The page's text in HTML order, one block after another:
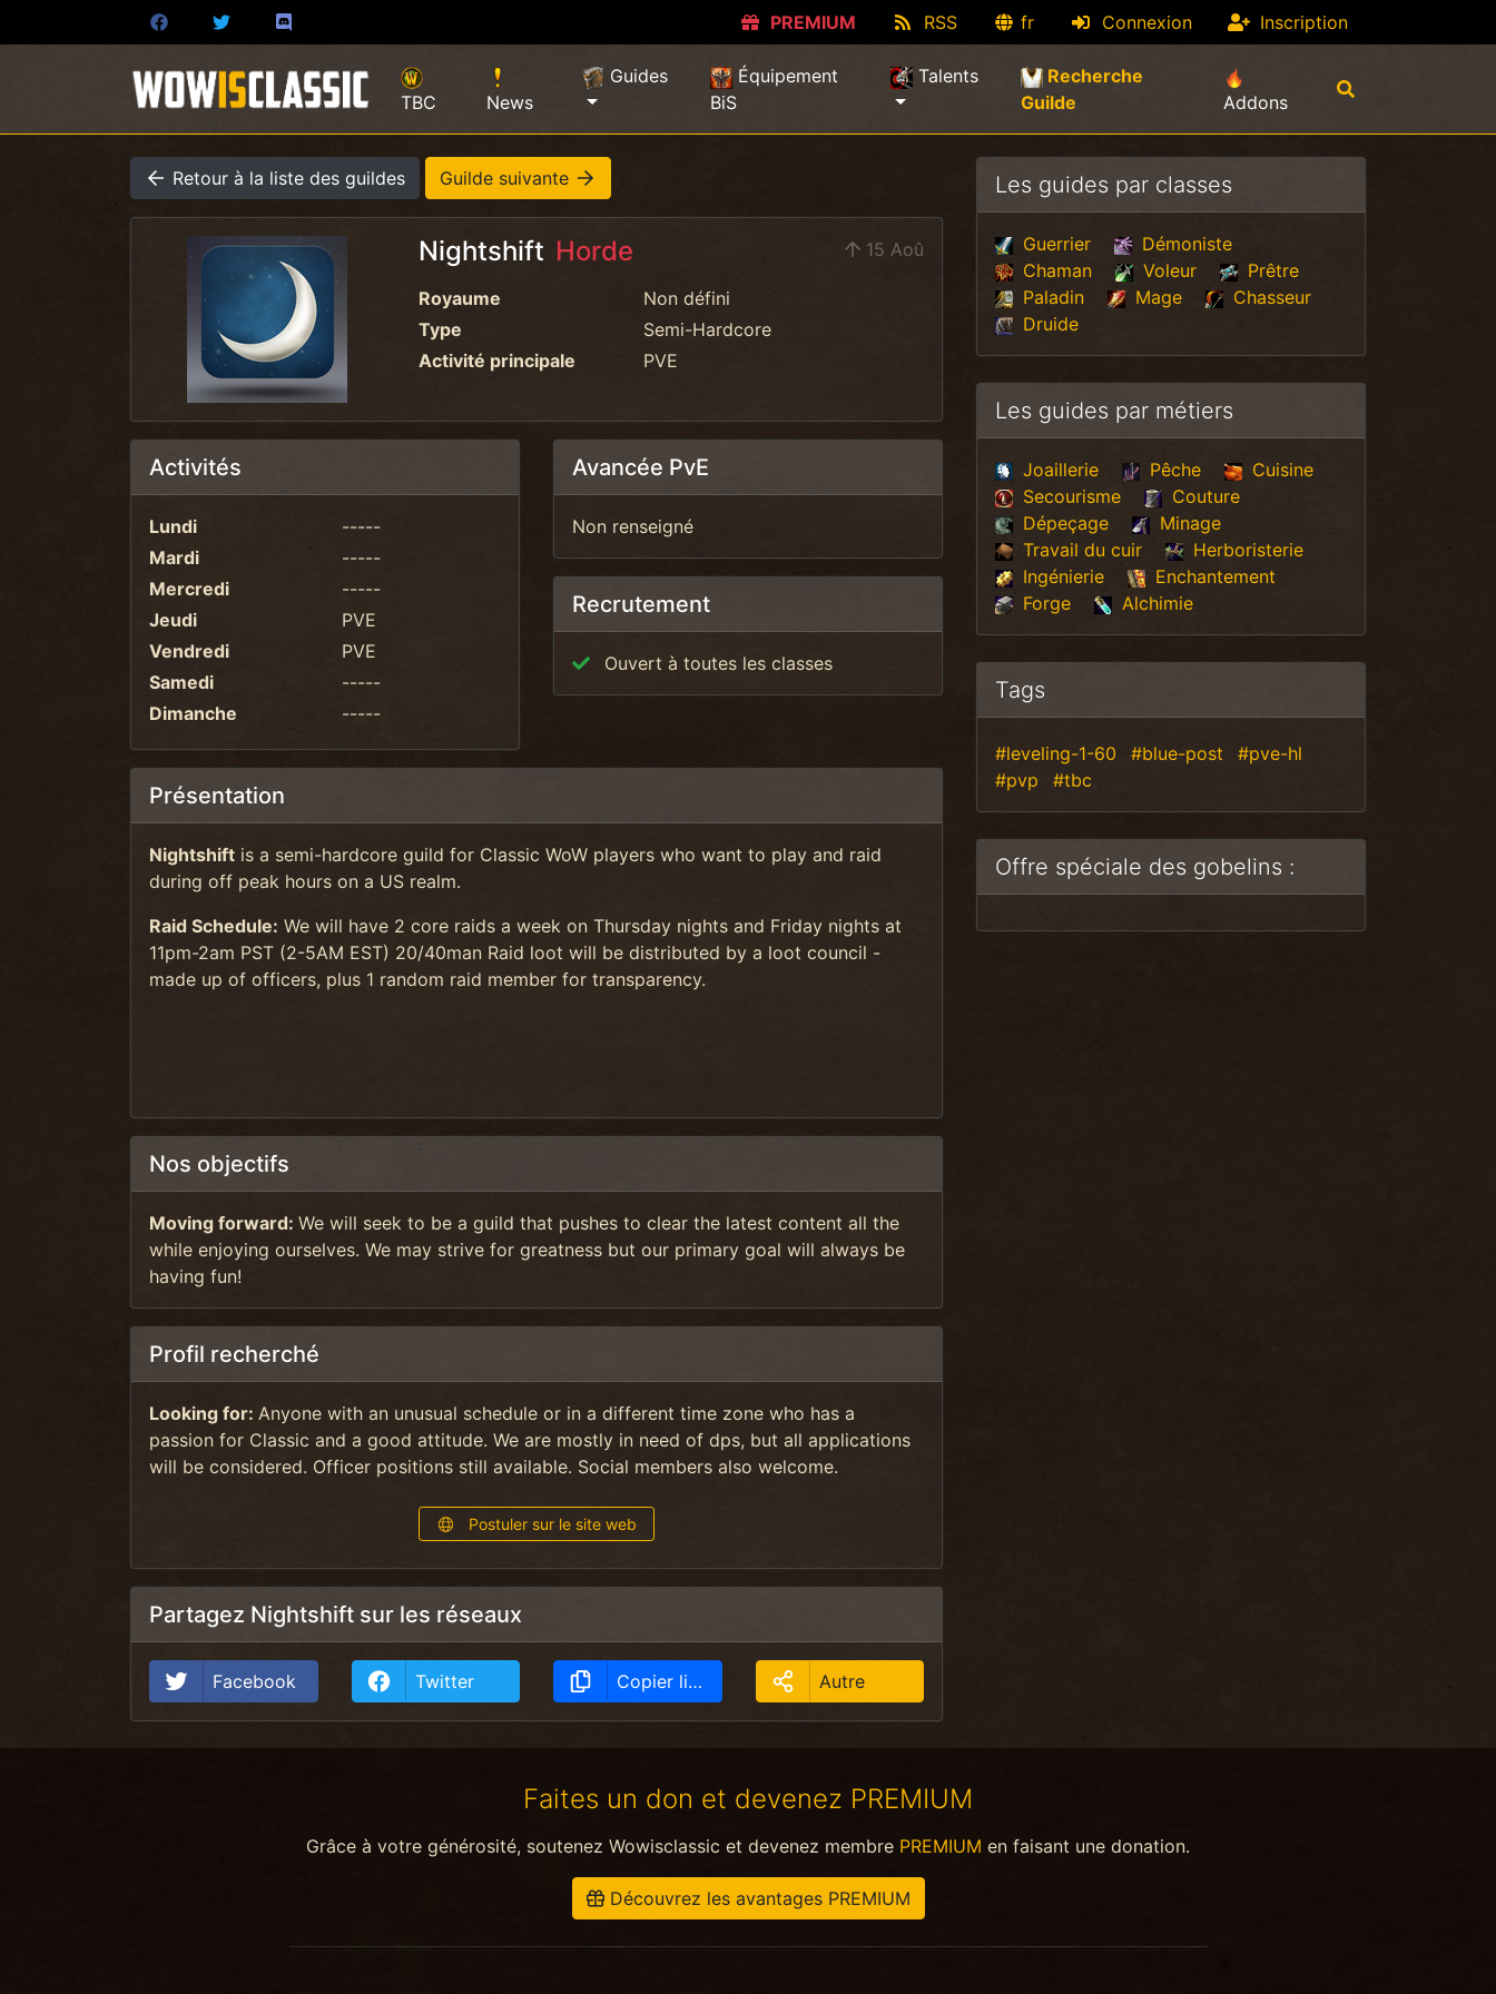
PREMIUM RSS fr Connexion Inscription
TBC News
Guides
Équipement
BiS
Talents
Recherche
Guilde(current) Addons
Retour à la liste des guildes Guilde suivante
Nightshift Horde 15 Aoû
Royaume
Non défini
Type
Semi-Hardcore
Activité principale
PVE
Activités
Lundi
-----
Mardi
-----
Mercredi
-----
Jeudi
PVE
Vendredi
PVE
Samedi
-----
Dimanche
-----
Avancée PvE
Non renseigné
Recrutement
Ouvert à toutes les classes
Présentation
Nightshift is a semi-hardcore guild for Classic WoW players who want to play and raid
during off peak hours on a US realm.
Raid Schedule: We will have 2 core raids a week on Thursday nights and Friday nights at
11pm-2am PST (2-5AM EST) 20/40man Raid loot will be distributed by a loot council -
made up of officers, plus 1 random raid member for transparency.
Nos objectifs
Moving forward: We will seek to be a guild that pushes to clear the latest content all the
while enjoying ourselves. We may strive for greatness but our primary goal will always be
having fun!
Profil recherché
Looking for: Anyone with an unusual schedule or in a different time zone who has a
passion for Classic and a good attitude. We are mostly in need of dps, but all applications
will be considered. Officer positions still available. Social members also welcome.
Postuler sur le site web
Partagez Nightshift sur les réseaux
Facebook Twitter Copier lien Autre
Les guides par classes
Guerrier
Démoniste
Chaman
Voleur
Prêtre
Paladin
Mage
Chasseur
Druide
Les guides par métiers
Joaillerie Pêche
Cuisine
Secourisme
Couture
Dépeçage
Minage
Travail du cuir
Herboristerie
Ingénierie
Enchantement
Forge
Alchimie
Tags
#leveling-1-60 #blue-post
#pve-hl
#pvp
#tbc
Offre spéciale des gobelins :
Faites un don et devenez PREMIUM
Grâce à votre générosité, soutenez Wowisclassic et devenez membre PREMIUM en faisant une donation.
Découvrez les avantages PREMIUM